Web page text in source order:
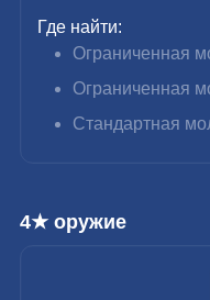
Где найти:
Ограниченная
Ограниченная
Стандартная
4★ оружие